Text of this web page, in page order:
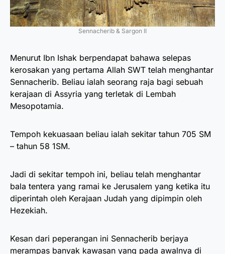
Sennacherib & Sargon II
Menurut Ibn Ishak berpendapat bahawa selepas
kerosakan yang pertama Allah SWT telah menghantar
Sennacherib. Beliau ialah seorang raja bagi sebuah
kerajaan di Assyria yang terletak di Lembah
Mesopotamia.
Tempoh kekuasaan beliau ialah sekitar tahun 705 SM
– tahun 58 1SM.
Jadi di sekitar tempoh ini, beliau telah menghantar
bala tentera yang ramai ke Jerusalem yang ketika itu
diperintah oleh Kerajaan Judah yang dipimpin oleh
Hezekiah.
Kesan dari peperangan ini Sennacherib berjaya
merampas banyak kawasan yang pada awalnya di